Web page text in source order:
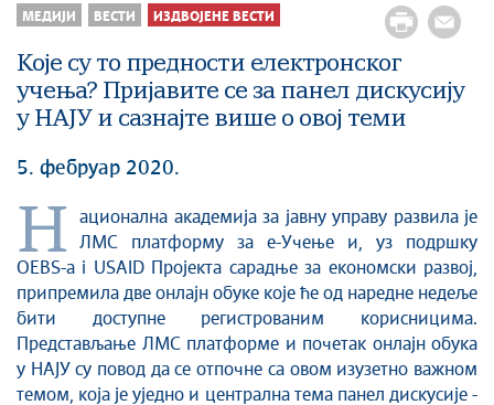
МЕДИЈИ ВЕСТИ ИЗДВОЈЕНЕ ВЕСТИ
Које су то предности електронског
учења? Пријавите се за панел дискусију
у НАЈУ и сазнајте више о овој теми
5. фебруар 2020.
Н
ационална академија за јавну управу развила је
ЛМС платформу за е-Учење и, уз подршку
OEBS-a i USAID Пројекта сарадње за економски развој,
припремила две онлајн обуке које ће од наредне недеље
бити доступне регистрованим корисницима.
Представљање ЛМС платформе и почетак онлајн обука
у НАЈУ су повод да се отпочне са овом изузетно важном
темом, која је уједно и централна тема панел дискусије -